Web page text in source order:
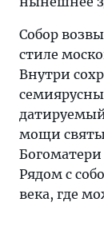
Собор
стиле
Внутри
мощи
Богоматери
Рядом с
века, где